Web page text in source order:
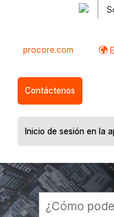
procore.com
Contáctenos
Inicio de sesión en la